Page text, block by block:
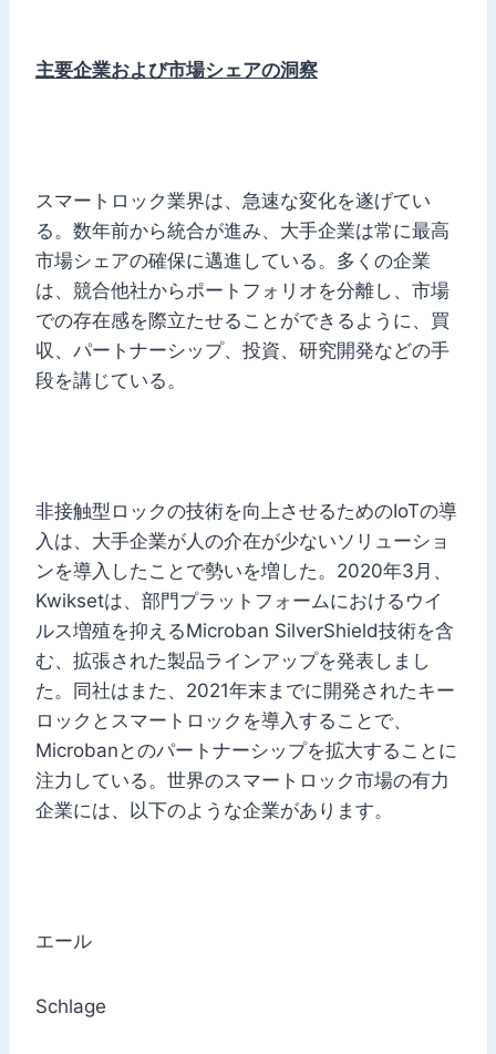
主要企業および市場シェアの洞察
スマートロック業界は、急速な変化を遂げてい
る。数年前から統合が進み、大手企業は常に最高
市場シェアの確保に邁進している。多くの企業
は、競合他社からポートフォリオを分離し、市場
での存在感を際立たせることができるように、買
収、パートナーシップ、投資、研究開発などの手
段を講じている。
非接触型ロックの技術を向上させるためのIoTの導
入は、大手企業が人の介在が少ないソリューショ
ンを導入したことで勢いを増した。2020年3月、
Kwiksetは、部門プラットフォームにおけるウイ
ルス増殖を抑えるMicroban SilverShield技術を含
む、拡張された製品ラインアップを発表しまし
た。同社はまた、2021年末までに開発されたキー
ロックとスマートロックを導入することで、
Microbanとのパートナーシップを拡大することに
注力している。世界のスマートロック市場の有力
企業には、以下のような企業があります。
エール
Schlage